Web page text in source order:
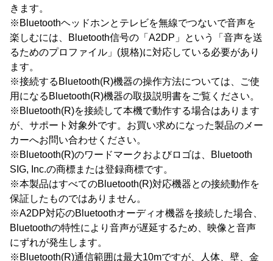
きます。
※Bluetoothヘッドホンとテレビを無線でつないで音声を
楽しむには、Bluetooth信号の「A2DP」という「音声を送
るためのプロファイル」(規格)に対応している必要があり
ます。
※接続するBluetooth(R)機器の操作方法については、ご使
用になるBluetooth(R)機器の取扱説明書をご覧ください。
※Bluetooth(R)を接続して本機で動作する場合はあります
が、サポート対象外です。お買い求めになった製品のメー
カーへお問い合わせください。
※Bluetooth(R)のワードマークおよびロゴは、Bluetooth
SIG, Inc.の商標または登録商標です。
※本製品はすべてのBluetooth(R)対応機器との接続動作を
保証したものではありません。
※A2DP対応のBluetoothオーディオ機器を接続した場合、
Bluetoothの特性により音声が遅延するため、映像と音声
にずれが発生します。
※Bluetooth(R)通信範囲は最大10mですが、人体、壁、金